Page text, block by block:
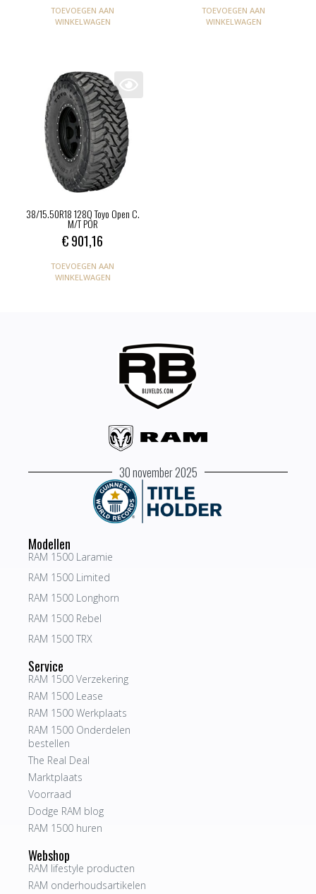
TOEVOEGEN AAN
WINKELWAGEN
TOEVOEGEN AAN
WINKELWAGEN
38/15.50R18 128Q Toyo Open C.
M/T POR
€901,16
TOEVOEGEN AAN
WINKELWAGEN
30 november 2025
Modellen
RAM 1500 Laramie
RAM 1500 Limited
RAM 1500 Longhorn
RAM 1500 Rebel
RAM 1500 TRX
Service
RAM 1500 Verzekering
RAM 1500 Lease
RAM 1500 Werkplaats
RAM 1500 Onderdelen
bestellen
The Real Deal
Marktplaats
Voorraad
Dodge RAM blog
RAM 1500 huren
Webshop
RAM lifestyle producten
RAM onderhoudsartikelen